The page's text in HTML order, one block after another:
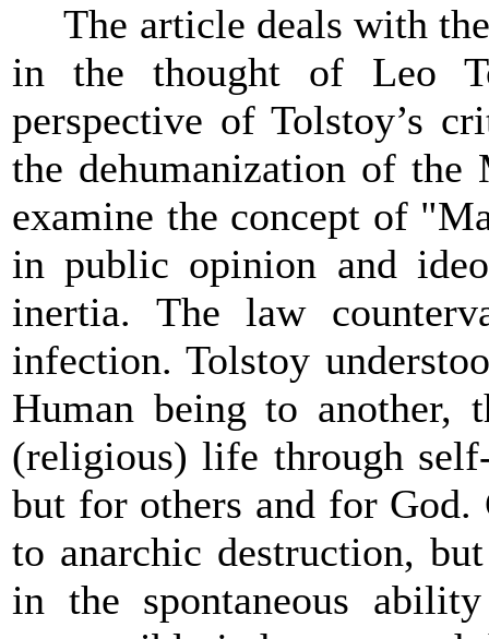
The article deals with
in the thought of Leo
perspective of Tolstoy’s
the dehumanization of
examine the concept of
in public opinion and
inertia. The law c
infection. Tolstoy
Human being to
(religious) life through
but for others and for
to anarchic destruction,
in the spontaneous